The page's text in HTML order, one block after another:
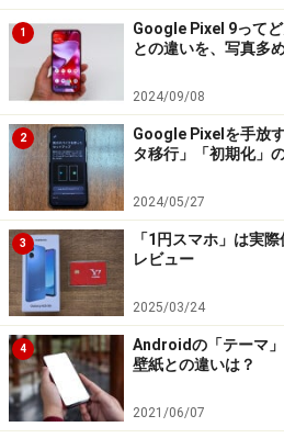
なりました。iPhoneシリーズは
タンを廃止した全画面ディスプ
のディスプレイサイズを搭載す
がらも大型化してきました。視
片手で操作はしにくくなりまし
ーザーには、4.7インチサイズで
目iPhone SEが人気です。
この二代目iPhone SEより筐体
チディスプレイで片手操作が
iPhone 12 miniです。小型では
iPhone 12と同等のハイスペック
2021年は、発売が噂される
1
Google Pixel 9って
との違いを、写真多
2024/09/08
2
Google Pixelを手放
タ移行」「初期化」
2024/05/27
3
「1円スマホ」は実
レビュー
2025/03/24
4
Androidの「テーマ
壁紙との違いは？
2021/06/07